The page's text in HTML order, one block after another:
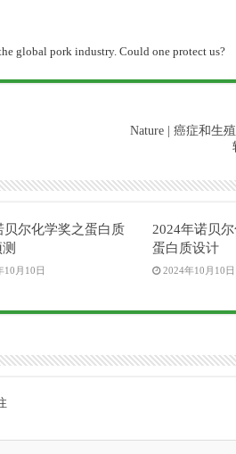
global pork industry. Could one protect us?
Nature | 癌症和生
贝尔化学奖之蛋白质
10月10日
2024年诺贝
蛋白质设计
2024年10月10日